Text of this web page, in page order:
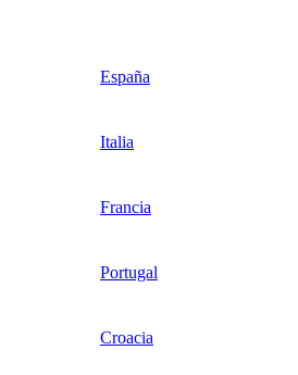
España
Italia
Francia
Portugal
Croacia